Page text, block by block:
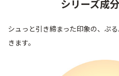
シリーズ成分
シュっと引き締まった印象の、ぷ
きます。